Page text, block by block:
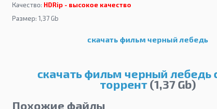
Качество: HDRip - высокое качество
Размер: 1,37 Gb
скачать фильм черный лебедь
скачать фильм черный лебедь
торрент(1,37 Gb)
Похожие файлы